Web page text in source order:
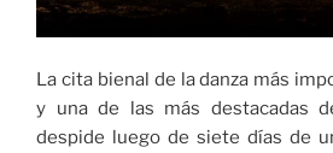
La cita bienal de la danza más
y una de las más destacadas
despide luego de siete días de